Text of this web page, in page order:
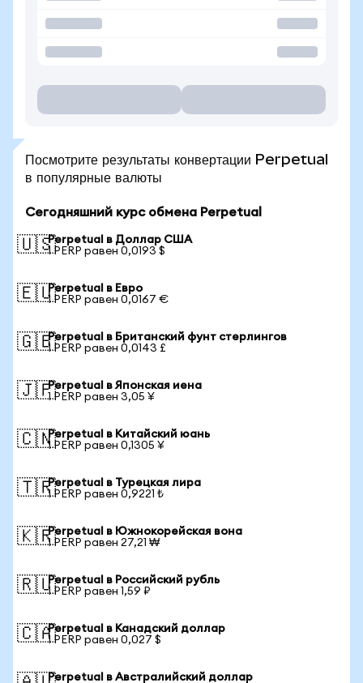
Посмотрите результаты конвертации Perpetual
в популярные валюты
Сегодняшний курс обмена Perpetual
🇺🇸Perpetual в Доллар США
1 PERP равен 0,0193 $
🇪🇺Perpetual в Евро
1 PERP равен 0,0167 €
🇬🇧Perpetual в Британский фунт стерлингов
1 PERP равен 0,0143 £
🇯🇵Perpetual в Японская иена
1 PERP равен 3,05 ¥
🇨🇳Perpetual в Китайский юань
1 PERP равен 0,1305 ¥
🇹🇷Perpetual в Турецкая лира
1 PERP равен 0,9221 ₺
🇰🇷Perpetual в Южнокорейская вона
1 PERP равен 27,21 ₩
🇷🇺Perpetual в Российский рубль
1 PERP равен 1,59 ₽
🇨🇦Perpetual в Канадский доллар
1 PERP равен 0,027 $
Perpetual в Австралийский доллар